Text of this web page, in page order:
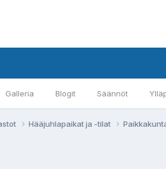
Galleria Blogit Säännöt
Hääjuhlapaikat ja -tilat